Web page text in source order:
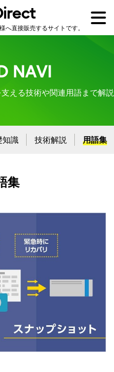
へ直接販売するサイトです。
NAVI
える技術や関連用語まで解説
知識 技術解説 用語集
集